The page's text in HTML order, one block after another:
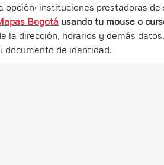
opción: instituciones prestadoras
Bogotá usando tu mouse o
la dirección, horarios y demás datos.
documento de identidad.